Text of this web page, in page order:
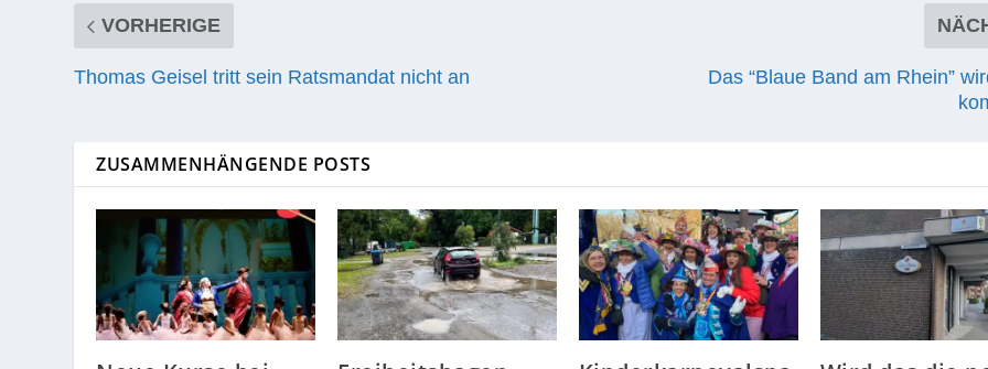
VORHERIGE
Thomas Geisel tritt sein Ratsmandat nicht an
Das “Blaue Band am Rhein”
ZUSAMMENHÄNGENDE POSTS